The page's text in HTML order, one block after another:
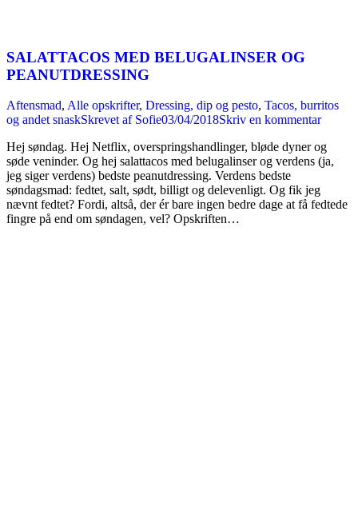
SALATTACOS MED BELUGALINSER OG
PEANUTDRESSING
Aftensmad, Alle opskrifter, Dressing, dip og pesto, Tacos, burritos
og andet snaskSkrevet af Sofie03/04/2018Skriv en kommentar
Hej søndag. Hej Netflix, overspringshandlinger, bløde dyner og
søde veninder. Og hej salattacos med belugalinser og verdens (ja,
jeg siger verdens) bedste peanutdressing. Verdens bedste
søndagsmad: fedtet, salt, sødt, billigt og delevenligt. Og fik jeg
nævnt fedtet? Fordi, altså, der ér bare ingen bedre dage at få fedtede
fingre på end om søndagen, vel? Opskriften…